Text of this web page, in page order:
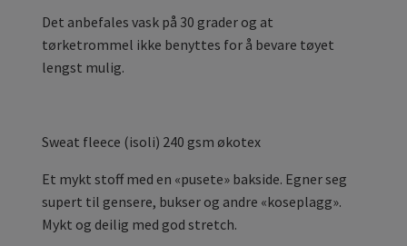
Det anbefales vask på 30 grader og at
tørketrommel ikke benyttes for å bevare tøyet
lengst mulig.
Sweat fleece (isoli) 240 gsm økotex
Et mykt stoff med en «pusete» bakside. Egner seg
supert til gensere, bukser og andre «koseplagg».
Mykt og deilig med god stretch.